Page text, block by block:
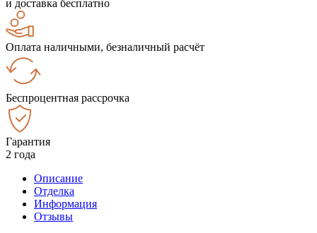
и доставка бесплатно
Оплата наличными, безналичный расчёт
Беспроцентная рассрочка
Гарантия
2 года
Описание
Отделка
Информация
Отзывы